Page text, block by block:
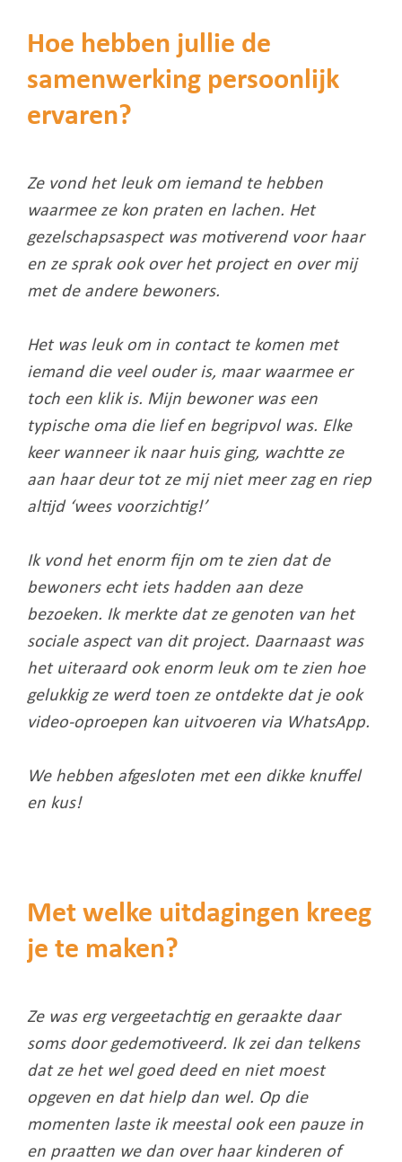
Hoe hebben jullie de
samenwerking persoonlijk
ervaren?
Ze vond het leuk om iemand te hebben
waarmee ze kon praten en lachen. Het
gezelschapsaspect was motiverend voor haar
en ze sprak ook over het project en over mij
met de andere bewoners.
Het was leuk om in contact te komen met
iemand die veel ouder is, maar waarmee er
toch een klik is. Mijn bewoner was een
typische oma die lief en begripvol was. Elke
keer wanneer ik naar huis ging, wachtte ze
aan haar deur tot ze mij niet meer zag en riep
altijd ‘wees voorzichtig!’
Ik vond het enorm fijn om te zien dat de
bewoners echt iets hadden aan deze
bezoeken. Ik merkte dat ze genoten van het
sociale aspect van dit project. Daarnaast was
het uiteraard ook enorm leuk om te zien hoe
gelukkig ze werd toen ze ontdekte dat je ook
video-oproepen kan uitvoeren via WhatsApp.
We hebben afgesloten met een dikke knuffel
en kus!
Met welke uitdagingen kreeg
je te maken?
Ze was erg vergeetachtig en geraakte daar
soms door gedemotiveerd. Ik zei dan telkens
dat ze het wel goed deed en niet moest
opgeven en dat hielp dan wel. Op die
momenten laste ik meestal ook een pauze in
en praatten we dan over haar kinderen of